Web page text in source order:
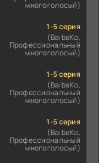
многоголосый)
1-5 серия
(BaibaKo,
Профессиональный
многоголосый)
1-5 серия
(BaibaKo,
Профессиональный
многоголосый)
1-5 серия
(BaibaKo,
Профессиональный
многоголосый)